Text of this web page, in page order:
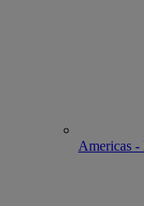
Americas -